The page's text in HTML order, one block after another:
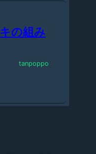
の組み
tanpoppo